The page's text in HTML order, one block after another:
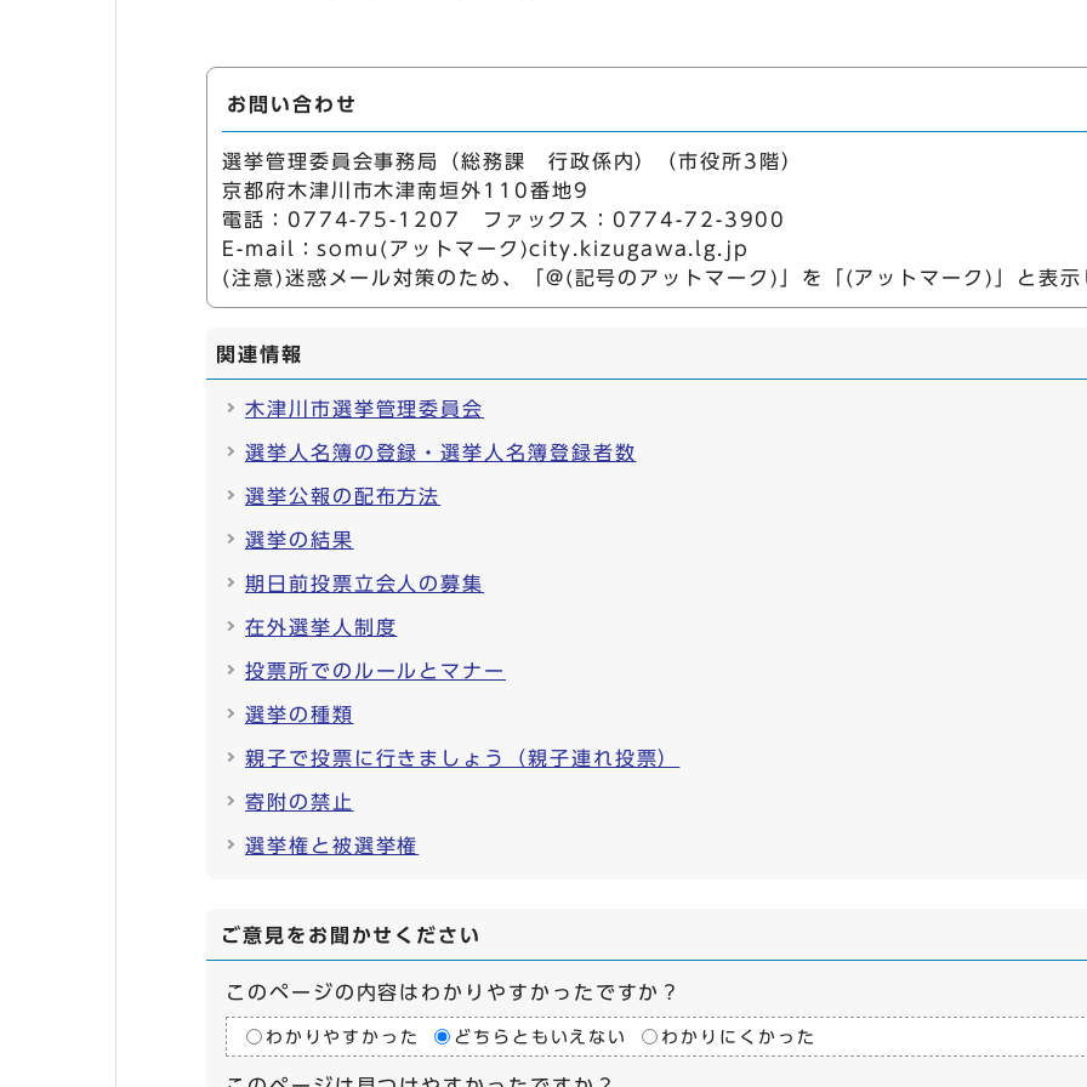
お問い合わせ
選挙管理委員会事務局（総務課 行政係内）（市役所3階）
京都府木津川市木津南垣外110番地9
電話：0774-75-1207 ファックス：0774-72-3900
E-mail：somu(アットマーク)city.kizugawa.lg.jp
(注意)迷惑メール対策のため、「@(記号のアットマーク)」を「(アットマーク)」と表示
関連情報
木津川市選挙管理委員会
選挙人名簿の登録・選挙人名簿登録者数
選挙公報の配布方法
選挙の結果
期日前投票立会人の募集
在外選挙人制度
投票所でのルールとマナー
選挙の種類
親子で投票に行きましょう（親子連れ投票）
寄附の禁止
選挙権と被選挙権
ご意見をお聞かせください
このページの内容はわかりやすかったですか？
わかりやすかった どちらともいえない わかりにくかった